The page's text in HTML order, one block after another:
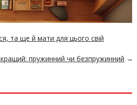
та ще й мати для цього свій
пружинний чи безпружинний →